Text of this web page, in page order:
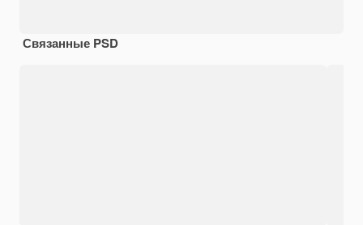
Связанные PSD